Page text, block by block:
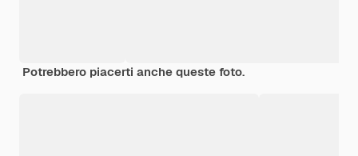
Potrebbero piacerti anche queste foto.